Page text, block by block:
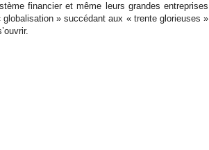
financier et même leurs grandes entreprises
» succédant aux « trente glorieuses »